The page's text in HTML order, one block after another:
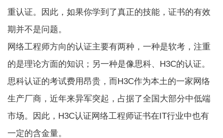
重认证。因此，如果你学到了真正的技能，证书的有效
期并不是问题。
网络工程师方向的认证主要有两种，一种是软考，注重
的是理论方面的知识；另一种是像思科、H3C的认证。
思科认证的考试费用昂贵，而H3C作为本土的一家网络
生产厂商，近年来异军突起，占据了全国大部分中低端
市场。因此，H3C认证网络工程师证书在IT行业中也有
一定的含金量。